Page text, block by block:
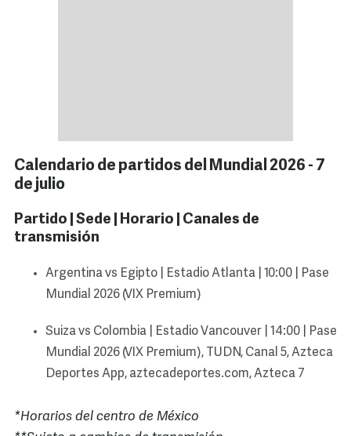
Calendario de partidos del Mundial 2026 - 7
de julio
Partido | Sede | Horario | Canales de
transmisión
Argentina vs Egipto | Estadio Atlanta | 10:00 | Pase
Mundial 2026 (VIX Premium)
Suiza vs Colombia | Estadio Vancouver | 14:00 | Pase
Mundial 2026 (VIX Premium), TUDN, Canal 5, Azteca
Deportes App, aztecadeportes.com, Azteca 7
*Horarios del centro de México